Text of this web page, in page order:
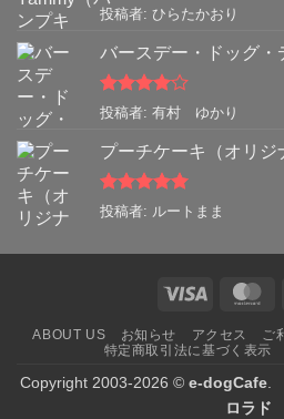
5段階中5の
投稿者: ひらたかおり
バースデー・ドッグ・
5段階中4
投稿者: 有村 ゆかり
プーチケーキ（オリジ
5段階中5の
投稿者: ルートまま
Visa
ABOUT US お知らせ アクセス ご
特定商取引法に基づく表示
Copyright 2003-2026 © e-dogCafe .
ロラド